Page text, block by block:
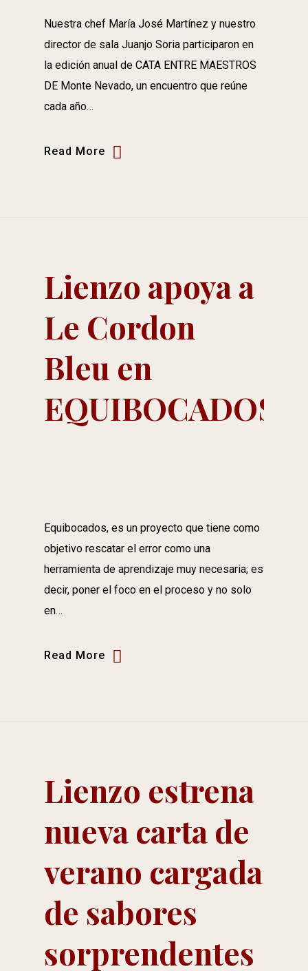
Nuestra chef María José Martínez y nuestro
director de sala Juanjo Soria participaron en
la edición anual de CATA ENTRE MAESTROS
DE Monte Nevado, un encuentro que reúne
cada año…
Read More
Lienzo apoya a
Le Cordon
Bleu en
EQUIBOCADOS
Equibocados, es un proyecto que tiene como
objetivo rescatar el error como una
herramienta de aprendizaje muy necesaria; es
decir, poner el foco en el proceso y no solo
en…
Read More
Lienzo estrena
nueva carta de
verano cargada
de sabores
sorprendentes